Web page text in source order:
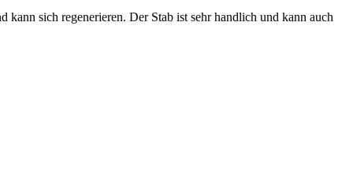
sich regenerieren. Der Stab ist sehr handlich und kann auch